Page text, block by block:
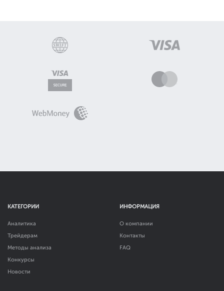
КАТЕГОРИИ
Аналитика
Трейдерам
Методы анализа
Конкурсы
Новости
ИНФОРМАЦИЯ
О компании
Контакты
FAQ